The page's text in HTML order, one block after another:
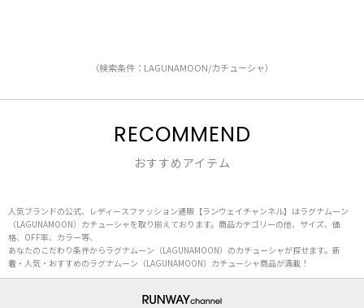
（検索条件：LAGUNAMOON/カチューシャ）
RECOMMEND
おすすめアイテム
人気ブランドの公式、レディースファッション通販【ランウェイチャンネル】はラグナムーン
（LAGUNAMOON）カチューシャを取り揃えております。商品カテゴリーの他、サイズ、価
格、OFF率、カラー等、
あなたのこだわり条件からラグナムーン（LAGUNAMOON）のカチューシャが探せます。新
着・人気・おすすめのラグナムーン（LAGUNAMOON）カチューシャ商品が満載！